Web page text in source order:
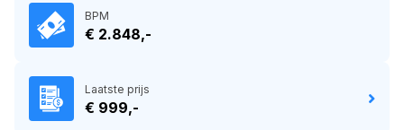
BPM
€ 2.848,-
Laatste prijs
€ 999,-